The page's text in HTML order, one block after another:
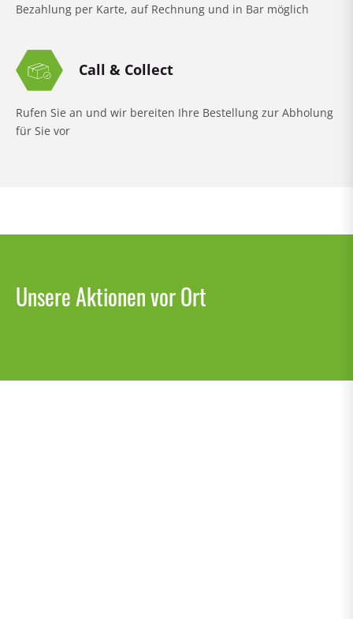
Bezahlung per Karte, auf Rechnung und in Bar möglich
Call & Collect
Rufen Sie an und wir bereiten Ihre Bestellung zur Abholung
für Sie vor
Unsere Aktionen vor Ort